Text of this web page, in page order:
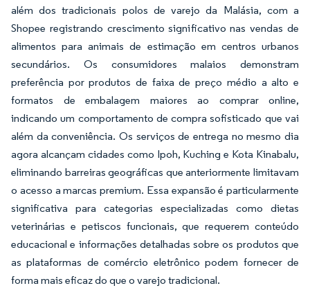
além dos tradicionais polos de varejo da Malásia, com a
Shopee registrando crescimento significativo nas vendas de
alimentos para animais de estimação em centros urbanos
secundários. Os consumidores malaios demonstram
preferência por produtos de faixa de preço médio a alto e
formatos de embalagem maiores ao comprar online,
indicando um comportamento de compra sofisticado que vai
além da conveniência. Os serviços de entrega no mesmo dia
agora alcançam cidades como Ipoh, Kuching e Kota Kinabalu,
eliminando barreiras geográficas que anteriormente limitavam
o acesso a marcas premium. Essa expansão é particularmente
significativa para categorias especializadas como dietas
veterinárias e petiscos funcionais, que requerem conteúdo
educacional e informações detalhadas sobre os produtos que
as plataformas de comércio eletrônico podem fornecer de
forma mais eficaz do que o varejo tradicional.